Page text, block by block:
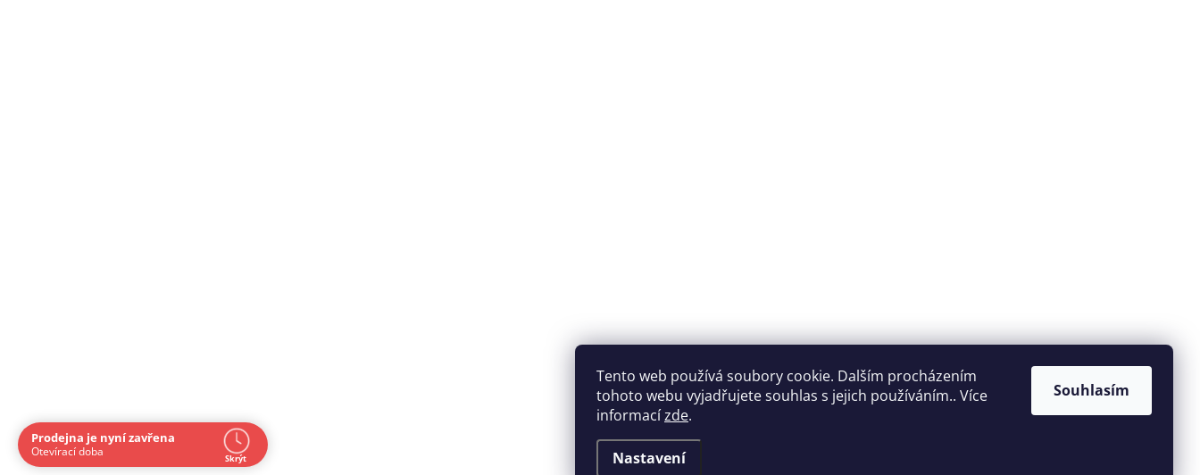
Tento web používá soubory cookie. Dalším procházením
tohoto webu vyjadřujete souhlas s jejich používáním.. Více
informacízde.
Nastavení
Souhlasím
Prodejna je nyní zavřena
Otevírací doba
Skrýt
Navštivte nás osobně
Čas